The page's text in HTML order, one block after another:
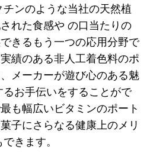
ンのような当社の天然植
れた食感や の口当たりの
きるもう一つの応用分野で
績のある非人工着色料のポ
メーカーが遊び心のある魅
お手伝いをすることがで
も幅広いビタミンのポート
子にさらなる健康上のメリ
きます。